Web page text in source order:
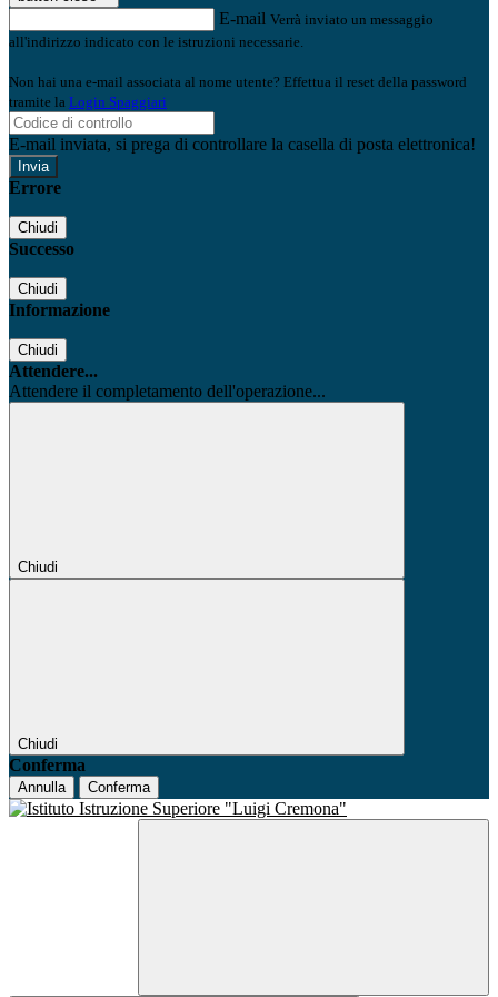
E-mail Verrà inviato un messaggio
all'indirizzo indicato con le istruzioni necessarie.
Non hai una e-mail associata al nome utente? Effettua il reset della password
tramite la Login Spaggiari
E-mail inviata, si prega di controllare la casella di posta elettronica!
Errore
Chiudi
Successo
Chiudi
Informazione
Chiudi
Attendere...
Attendere il completamento dell'operazione...
Chiudi
Chiudi
Conferma
Annulla Conferma